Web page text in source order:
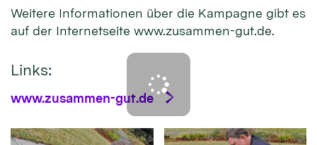
Weitere Informationen über die Kampagne gibt es
auf der Internetseite www.zusammen-gut.de.
Links:
www.zusammen-gut.de